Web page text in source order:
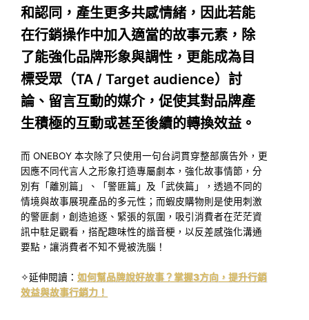
和認同，產生更多共感情緒，因此若能
在行銷操作中加入適當的故事元素，除
了能強化品牌形象與調性，更能成為目
標受眾（TA / Target audience）討
論、留言互動的媒介，促使其對品牌產
生積極的互動或甚至後續的轉換效益。
而 ONEBOY 本次除了只使用一句台詞貫穿整部廣告外，更
因應不同代言人之形象打造專屬劇本，強化故事情節，分
別有「離別篇」、「警匪篇」及「武俠篇」，透過不同的
情境與故事展現產品的多元性；而蝦皮購物則是使用刺激
的警匪劇，創造追逐、緊張的氛圍，吸引消費者在茫茫資
訊中駐足觀看，搭配趣味性的諧音梗，以反差感強化溝通
要點，讓消費者不知不覺被洗腦！
✧延伸閱讀： 如何幫品牌說好故事？掌握3方向，提升行銷
效益與故事行銷力！